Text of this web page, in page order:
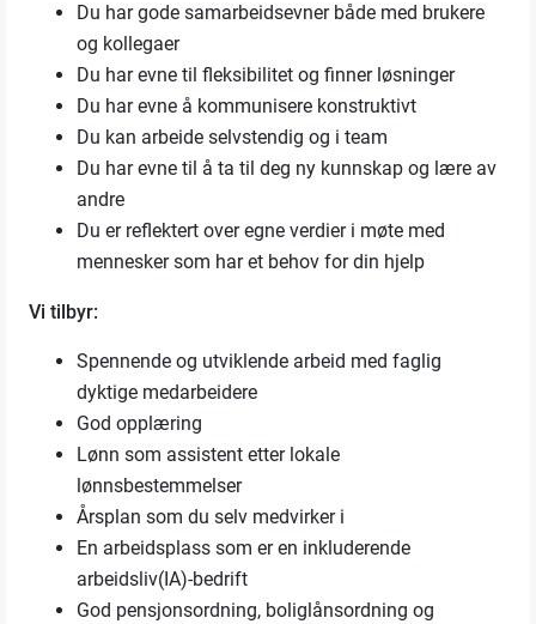
Du har gode samarbeidsevner både med brukere
og kollegaer
Du har evne til fleksibilitet og finner løsninger
Du har evne å kommunisere konstruktivt
Du kan arbeide selvstendig og i team
Du har evne til å ta til deg ny kunnskap og lære av
andre
Du er reflektert over egne verdier i møte med
mennesker som har et behov for din hjelp
Vi tilbyr:
Spennende og utviklende arbeid med faglig
dyktige medarbeidere
God opplæring
Lønn som assistent etter lokale
lønnsbestemmelser
Årsplan som du selv medvirker i
En arbeidsplass som er en inkluderende
arbeidsliv(IA)-bedrift
God pensjonsordning, boliglånsordning og